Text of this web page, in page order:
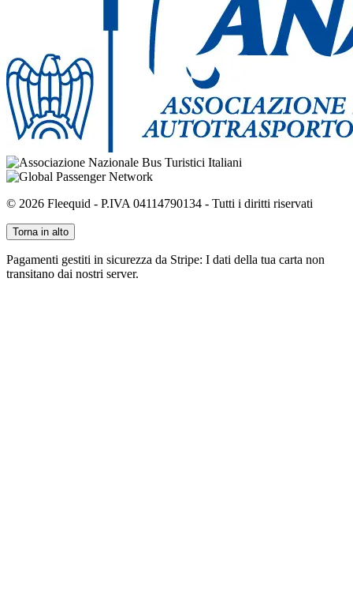
© 2026 Fleequid - P.IVA 04114790134 - Tutti i diritti riservati
Torna in alto
Pagamenti gestiti in sicurezza da Stripe: I dati della tua carta non
transitano dai nostri server.